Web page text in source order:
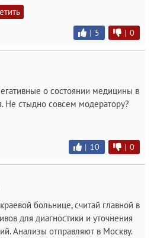
| 5 | 0
о состоянии медицины в
Не стыдно совсем модератору?
| 10 | 0
больнице, считай главной в
для диагностики и уточнения
Анализы отправляют в Москву.